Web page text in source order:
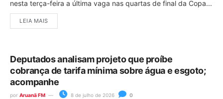
nesta terça-feira a última vaga nas quartas de final da Copa...
LEIA MAIS
Deputados analisam projeto que proíbe
cobrança de tarifa mínima sobre água e esgoto;
acompanhe
por Aruanã FM 8 de julho de 2026 0